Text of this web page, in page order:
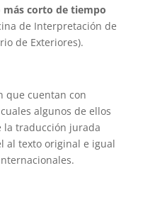
corto de tiempo
de Interpretación de
de Exteriores).
que cuentan con
algunos de ellos
la traducción jurada
al texto original e igual